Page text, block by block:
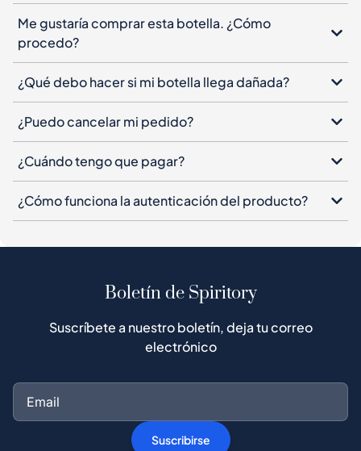
Me gustaría comprar esta botella. ¿Cómo
procedo?
¿Qué debo hacer si mi botella llega dañada?
¿Puedo cancelar mi pedido?
¿Cuándo tengo que pagar?
¿Cómo funciona la autenticación del producto?
Boletín de Spiritory
Suscríbete a nuestro boletín, deja tu correo
electrónico
Suscribirse